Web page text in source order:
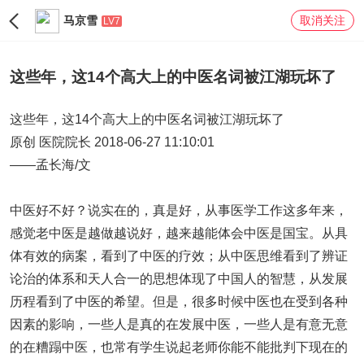
马京雪 LV7 取消关注
这些年，这14个高大上的中医名词被江湖玩坏了
这些年，这14个高大上的中医名词被江湖玩坏了
原创 医院院长 2018-06-27 11:10:01
——孟长海/文
中医好不好？说实在的，真是好，从事医学工作这多年来，
感觉老中医是越做越说好，越来越能体会中医是国宝。从具
体有效的病案，看到了中医的疗效；从中医思维看到了辨证
论治的体系和天人合一的思想体现了中国人的智慧，从发展
历程看到了中医的希望。但是，很多时候中医也在受到各种
因素的影响，一些人是真的在发展中医，一些人是有意无意
的在糟蹋中医，也常有学生说起老师你能不能批判下现在的